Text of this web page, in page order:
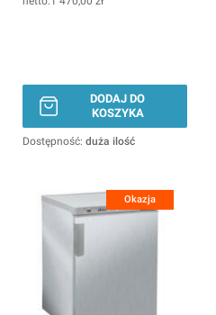
DODAJ DO
KOSZYKA
Dostępność: duża ilość
Okazja